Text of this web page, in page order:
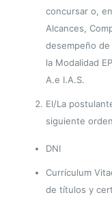
concursar o,
Alcances,
desempeño de
la Modalidad
A.e I.A.S.
El/La
siguiente
DNI
Currículum
de títulos y